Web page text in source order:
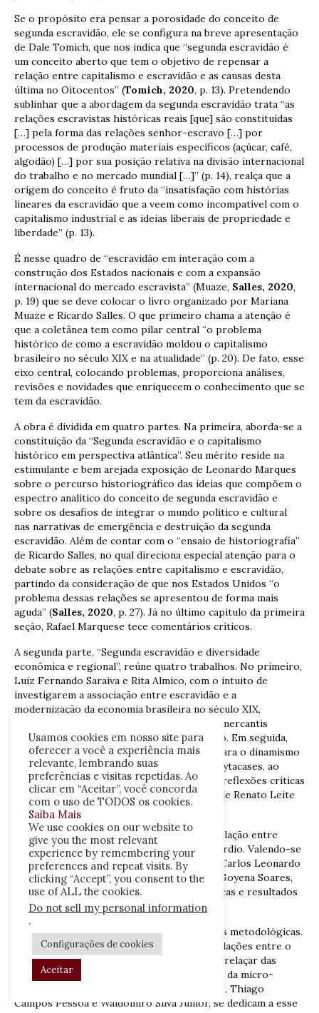
Se o propósito era pensar a porosidade do conceito de
segunda escravidão, ele se configura na breve apresentação
de Dale Tomich, que nos indica que “segunda escravidão é
um conceito aberto que tem o objetivo de repensar a
relação entre capitalismo e escravidão e as causas desta
última no Oitocentos” (Tomich, 2020, p. 13). Pretendendo
sublinhar que a abordagem da segunda escravidão trata “as
relações escravistas históricas reais [que] são constituídas
[…] pela forma das relações senhor-escravo […] por
processos de produção materiais específicos (açúcar, café,
algodão) […] por sua posição relativa na divisão internacional
do trabalho e no mercado mundial […]” (p. 14), realça que a
origem do conceito é fruto da “insatisfação com histórias
lineares da escravidão que a veem como incompatível com o
capitalismo industrial e as ideias liberais de propriedade e
liberdade” (p. 13).
É nesse quadro de “escravidão em interação com a
construção dos Estados nacionais e com a expansão
internacional do mercado escravista” (Muaze, Salles, 2020,
p. 19) que se deve colocar o livro organizado por Mariana
Muaze e Ricardo Salles. O que primeiro chama a atenção é
que a coletânea tem como pilar central “o problema
histórico de como a escravidão moldou o capitalismo
brasileiro no século XIX e na atualidade” (p. 20). De fato, esse
eixo central, colocando problemas, proporciona análises,
revisões e novidades que enriquecem o conhecimento que se
tem da escravidão.
A obra é dividida em quatro partes. Na primeira, aborda-se a
constituição da “Segunda escravidão e o capitalismo
histórico em perspectiva atlântica”. Seu mérito reside na
estimulante e bem arejada exposição de Leonardo Marques
sobre o percurso historiográfico das ideias que compõem o
espectro analítico do conceito de segunda escravidão e
sobre os desafios de integrar o mundo político e cultural
nas narrativas de emergência e destruição da segunda
escravidão. Além de contar com o “ensaio de historiografia”
de Ricardo Salles, no qual direciona especial atenção para o
debate sobre as relações entre capitalismo e escravidão,
partindo da consideração de que nos Estados Unidos “o
problema dessas relações se apresentou de forma mais
aguda” (Salles, 2020, p. 27). Já no último capítulo da primeira
seção, Rafael Marquese tece comentários críticos.
A segunda parte, “Segunda escravidão e diversidade
econômica e regional”, reúne quatro trabalhos. No primeiro,
Luiz Fernando Saraiva e Rita Almico, com o intuito de
investigarem a associação entre escravidão e a
modernização da economia brasileira no século XIX,
identificam as relações entre as economias mercantis
escravistas regionais e a segunda escravidão. Em seguida,
Walter Pereira direciona especial atenção para o dinamismo
econômico do município de Campos dos Goytacases, ao
longo da segunda metade do século XIX. As reflexões críticas
desses artigos condensam os comentários de Renato Leite
Marcondes e Gabriel Aladrén.
Já a terceira parte confere centralidade à relação entre
segunda escravidão e o período Colonial Tardio. Valendo-se
dos artigos de Carlos Gabriel Guimarães e Carlos Leonardo
Kelmer Martins e comentários de Rodrigo Goyena Soares,
essa seção combina reflexões epistemológicas e resultados
preliminares de pesquisa.
A última seção do livro apresenta discussões metodológicas.
O debate gira em torno das possíveis articulações entre o
micro e o macro. Em outras palavras, do entrelaçar das
propostas advindas da segunda escravidão e da micro-
história. Três historiadores, Mariana Muaze, Thiago
Campos Pessoa e Waldomiro Silva Junior, se dedicam a esse
Usamos cookies em nosso site para
oferecer a você a experiência mais
relevante, lembrando suas
preferências e visitas repetidas. Ao
clicar em “Aceitar”, você concorda
com o uso de TODOS os cookies.
Saiba Mais
We use cookies on our website to
give you the most relevant
experience by remembering your
preferences and repeat visits. By
clicking “Accept”, you consent to the
use of ALL the cookies.
Do not sell my personal information
.
Configurações de cookies
Aceitar